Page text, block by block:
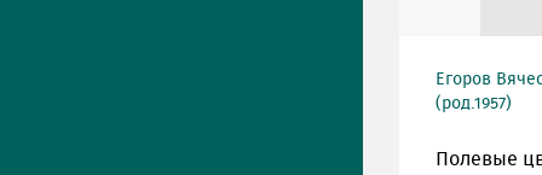
Егоров
(род.1957)
Полевые